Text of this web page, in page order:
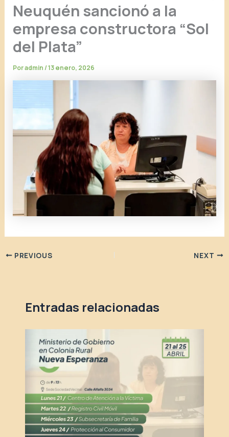
Neuquén sancionó a la
empresa constructora “Sol
del Plata”
Poradmin/13 enero, 2026
PREVIOUS NEXT
Entradas relacionadas